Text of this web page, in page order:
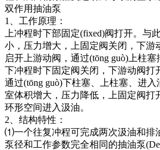
双作用抽油泵
1、工作原理：
上冲程时下部固定(fixed)阀打开。与
小，压力增大，上固定阀关闭，下游
启开上游动阀，通过(tōng guò)上柱塞
下冲程时下固定阀关闭，下游动阀打
通过(tōng guò)下柱塞、上柱塞、进
室体积增大，压力降低，上固定阀打
环形空间进入汲油。
2、结构特性：
⑴一个往复冲程可完成两次汲油和排
泵径和工作参数完全相同的抽油泵